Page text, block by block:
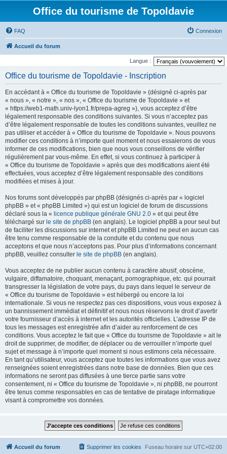
Office du tourisme de Topoldavie
FAQ Connexion
Accueil du forum
Langue :
Office du tourisme de Topoldavie - Inscription
En accédant à « Office du tourisme de Topoldavie » (désigné ci-après par
« nous », « notre », « nos », « Office du tourisme de Topoldavie » et
« https://web1-math.univ-lyon1.fr/prepa-agreg »), vous acceptez d’être
légalement responsable des conditions suivantes. Si vous n’acceptez pas
d’être légalement responsable de toutes les conditions suivantes, veuillez ne
pas utiliser et accéder à « Office du tourisme de Topoldavie ». Nous pouvons
modifier ces conditions à n’importe quel moment et nous essaierons de vous
informer de ces modifications, bien que nous vous conseillons de vérifier
régulièrement par vous-même. En effet, si vous continuez à participer à
« Office du tourisme de Topoldavie » après que des modifications aient été
effectuées, vous acceptez d’être légalement responsable des conditions
modifiées et mises à jour.
Nos forums sont développés par phpBB (désignés ci-après par « logiciel
phpBB » et « phpBB Limited ») qui est un logiciel de forum de discussions
déclaré sous la « licence publique générale GNU 2.0 » et qui peut être
téléchargé sur le site de phpBB (en anglais). Le logiciel phpBB a pour seul but
de faciliter les discussions sur internet et phpBB Limited ne peut en aucun cas
être tenu comme responsable de la conduite et du contenu que nous
acceptons et que nous n’acceptons pas. Pour plus d’informations concernant
phpBB, veuillez consulter le site de phpBB (en anglais).
Vous acceptez de ne publier aucun contenu à caractère abusif, obscène,
vulgaire, diffamatoire, choquant, menaçant, pornographique, etc. qui pourrait
transgresser la législation de votre pays, du pays dans lequel le serveur de
« Office du tourisme de Topoldavie » est hébergé ou encore la loi
internationale. Si vous ne respectez pas ces dispositions, vous vous exposez à
un bannissement immédiat et définitif et nous nous réservons le droit d’avertir
votre fournisseur d’accès à internet et les autorités officielles. L’adresse IP de
tous les messages est enregistrée afin d’aider au renforcement de ces
conditions. Vous acceptez le fait que « Office du tourisme de Topoldavie » ait le
droit de supprimer, de modifier, de déplacer ou de verrouiller n’importe quel
sujet et message à n’importe quel moment si nous estimons cela nécessaire.
En tant qu’utilisateur, vous acceptez que toutes les informations que vous avez
renseignées soient enregistrées dans notre base de données. Bien que ces
informations ne seront pas diffusées à une tierce partie sans votre
consentement, ni « Office du tourisme de Topoldavie », ni phpBB, ne pourront
être tenus comme responsables en cas de tentative de piratage informatique
visant à compromettre vos données.
Accueil du forum Fuseau horaire sur UTC+02:00
Supprimer les cookies